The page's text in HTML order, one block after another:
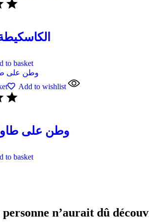
to basket
Add to wishlist
وطن على
to basket
personne n’aurait dû